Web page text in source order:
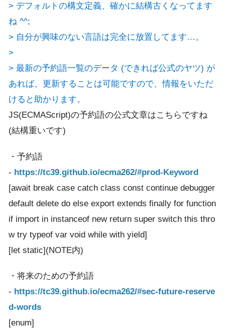
> デフォルトの構文定義、確かに結構古くなってます
ね ^^;
> 自分が興味のない言語は完全に放置してます…。
>
> 最新の予約語一覧のデータ (できれば公式のヤツ) が
あれば、更新することは可能ですので、情報をいただ
けると助かります。
JS(ECMAScript)の予約語の公式文章はこちらですね
(結構重いです)
・予約語
- https://tc39.github.io/ecma262/#prod-Keyword
[await break case catch class const continue debugger
default delete do else export extends finally for function
if import in instanceof new return super switch this thro
w try typeof var void while with yield]
[let static](NOTE内)
・将来のための予約語
- https://tc39.github.io/ecma262/#sec-future-reserve
d-words
[enum]